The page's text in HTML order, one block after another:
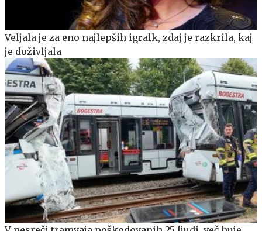
Veljala je za eno najlepših igralk, zdaj je razkrila, kaj
je doživljala